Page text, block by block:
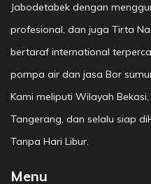
Jabodetabek dengan
profesional, dan juga Tirta
bertaraf international
pompa air dan jasa Bor
Kami meliputi Wilayah
Tangerang, dan selalu siap
Tanpa Hari Libur.
Menu